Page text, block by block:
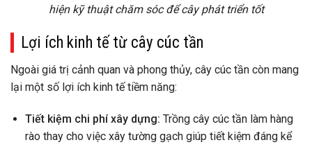
hiện kỹ thuật chăm sóc để cây phát triển tốt
Lợi ích kinh tế từ cây cúc tần
Ngoài giá trị cảnh quan và phong thủy, cây cúc tần còn mang
lại một số lợi ích kinh tế tiềm năng:
Tiết kiệm chi phí xây dựng: Trồng cây cúc tần làm hàng
rào thay cho việc xây tường gạch giúp tiết kiệm đáng kể